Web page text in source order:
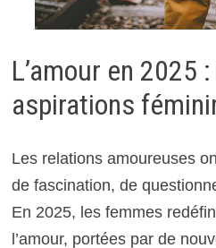
L’amour en 2025
aspirations
Les relations amoureuses
de fascination, de
En 2025, les femmes
l’amour, portées par de